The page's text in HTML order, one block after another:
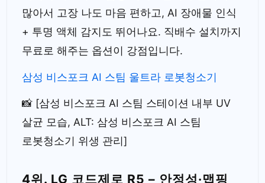
많아서 고장 나도 마음 편하고, AI 장애물 인식
+ 투명 액체 감지도 뛰어나요. 직배수 설치까지
무료로 해주는 옵션이 강점입니다.
삼성 비스포크 AI 스팀 울트라 로봇청소기
📸 [삼성 비스포크 AI 스팀 스테이션 내부 UV
살균 모습, ALT: 삼성 비스포크 AI 스팀
로봇청소기 위생 관리]
4위. LG 코드제로 R5 – 안정성·맵핑